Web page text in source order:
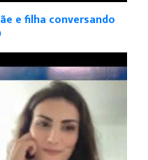
e filha conversando